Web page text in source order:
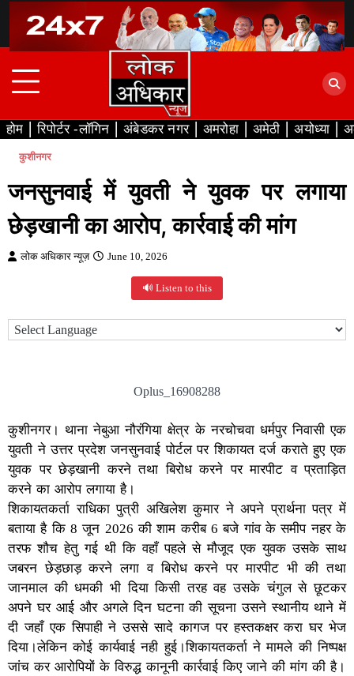
content
होम रिपोर्टर -लॉगिन अंबेडकर नगर अमरोहा अमेठी अयोध्या
कुशीनगर
जनसुनवाई में युवती ने युवक पर लगाया
छेड़खानी का आरोप, कार्रवाई की मांग
लोक अधिकार न्यूज़ June 10, 2026
🔊 Listen to this
Oplus_16908288
कुशीनगर। थाना नेबुआ नौरंगिया क्षेत्र के नरचोचवा धर्मपुर निवासी एक
युवती ने उत्तर प्रदेश जनसुनवाई पोर्टल पर शिकायत दर्ज कराते हुए एक
युवक पर छेड़खानी करने तथा बिरोध करने पर मारपीट व प्रताड़ित
करने का आरोप लगाया है।
शिकायतकर्ता राधिका पुत्री अखिलेश कुमार ने अपने प्रार्थना पत्र में
बताया है कि 8 जून 2026 की शाम करीब 6 बजे गांव के समीप नहर के
तरफ शौच हेतु गई थी कि वहाँ पहले से मौजूद एक युवक उसके साथ
जबरन छेड़छाड़ करने लगा व बिरोध करने पर मारपीट भी की तथा
जानमाल की धमकी भी दिया किसी तरह वह उसके चंगुल से छूटकर
अपने घर आई और अगले दिन घटना की सूचना उसने स्थानीय थाने में
दी जहाँ एक सिपाही ने उससे सादे कागज पर हस्तकक्षर करा घर भेज
दिया।लेकिन कोई कार्यवाई नही हुई।शिकायतकर्ता ने मामले की निष्पक्ष
जांच कर आरोपियों के विरुद्ध कानूनी कार्रवाई किए जाने की मांग की है।